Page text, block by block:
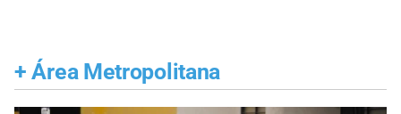
+ Área Metropolitana